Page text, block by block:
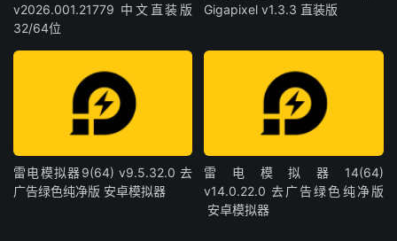
v2026.001.21779 中文直装版
32/64位
Gigapixel v1.3.3 直装版
雷电模拟器9(64) v9.5.32.0 去
广告绿色纯净版 安卓模拟器
雷电模拟器14(64)
v14.0.22.0 去广告绿色纯净版
安卓模拟器